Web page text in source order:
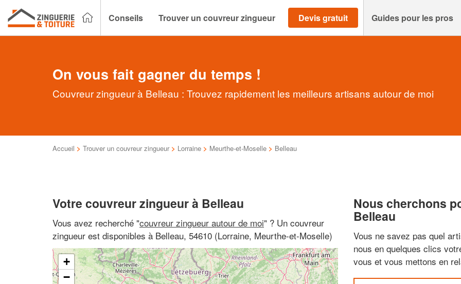
Conseils Trouver un couvreur zingueur Devis gratuit Guides pour les pros
On vous fait gagner du temps !
Couvreur zingueur à Belleau : Trouvez rapidement les meilleurs artisans autour de moi
Accueil > Trouver un couvreur zingueur > Lorraine > Meurthe-et-Moselle > Belleau
Votre couvreur zingueur à Belleau
Vous avez recherché "couvreur zingueur autour de moi" ? Un couvreur
zingueur est disponibles à Belleau, 54610 (Lorraine, Meurthe-et-Moselle)
+
−
Nous cherchons
Belleau
Vous ne savez pas quel
nous en quelques clics
vous et vous mettons en